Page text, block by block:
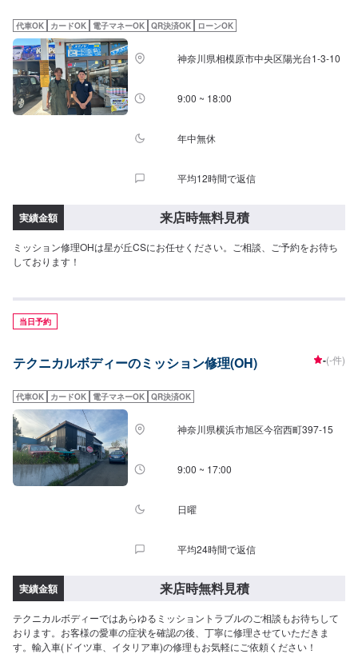
でもあり、納車までの期間を短縮するためでもあります。専門性の高さやス
キルの高いサービスをお客様に提供し「また来るよ！」と言っていただくプ
ロセスが優流のトータルサービスです。【1】オファーにてお問い合わせ
【2】ご来店・入庫・お見積り【3】お見積りにご納得いただければ作業開始
【4】仕上がり次第納車【代車について】代車をご用意しています。お車の作
業中は代車をご利用ください。※代車の燃料代はお客様にご負担いただいてお
ります。【定休日・営業時間】定休日：日曜・祝日営業時間：9:00~19:00
代車OK カードOK 電子マネーOK QR決済OK ローンOK
神奈川県相模原市中央区陽光台1-3-10
9:00 ~ 18:00
年中無休
平均12時間で返信
実績金額 来店時無料見積
ミッション修理OHは星が丘CSにお任せください。ご相談、ご予約をお待ち
しております！
当日予約
テクニカルボディーのミッション修理(OH) -(-件)
代車OK カードOK 電子マネーOK QR決済OK
神奈川県横浜市旭区今宿西町397-15
9:00 ~ 17:00
日曜
平均24時間で返信
実績金額 来店時無料見積
テクニカルボディーではあらゆるミッショントラブルのご相談もお待ちして
おります。お客様の愛車の症状を確認の後、丁寧に修理させていただきま
す。輸入車(ドイツ車、イタリア車)の修理もお気軽にご依頼ください！